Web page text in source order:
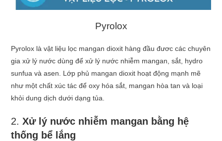
Pyrolox
Pyrolox là vật liệu lọc mangan dioxit hàng đầu đươc các chuyên
gia xử lý nước dùng để xử lý nước nhiễm mangan, sắt, hydro
sunfua và asen. Lớp phủ mangan dioxit hoạt động mạnh mẽ
như một chất xúc tác để oxy hóa sắt, mangan hòa tan và loại
khỏi dung dịch dưới dạng tủa.
2.Xử lý nước nhiễm mangan bằng hệ
thống bể lắng